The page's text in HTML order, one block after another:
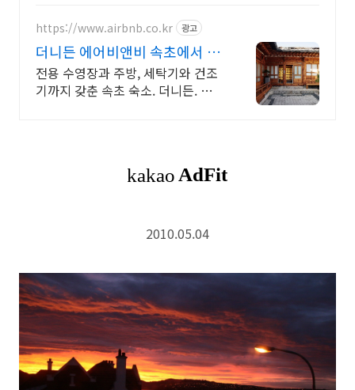
https://www.airbnb.co.kr 광고
더니든 에어비앤비 속초에서 살
아보기
전용 수영장과 주방, 세탁기와 건조
기까지 갖춘 속초 숙소. 더니든. 혼자
2010.05.04